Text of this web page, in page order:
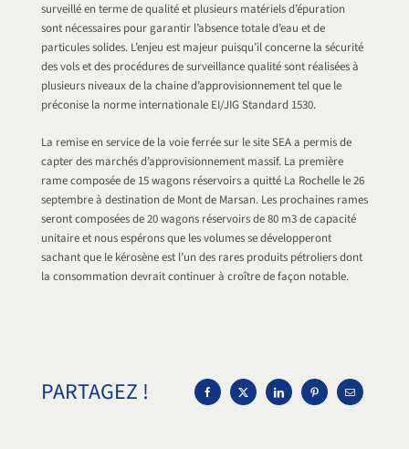
surveillé en terme de qualité et plusieurs matériels d’épuration
sont nécessaires pour garantir l’absence totale d’eau et de
particules solides. L’enjeu est majeur puisqu’il concerne la sécurité
des vols et des procédures de surveillance qualité sont réalisées à
plusieurs niveaux de la chaine d’approvisionnement tel que le
préconise la norme internationale EI/JIG Standard 1530.
La remise en service de la voie ferrée sur le site SEA a permis de
capter des marchés d’approvisionnement massif. La première
rame composée de 15 wagons réservoirs a quitté La Rochelle le 26
septembre à destination de Mont de Marsan. Les prochaines rames
seront composées de 20 wagons réservoirs de 80 m3 de capacité
unitaire et nous espérons que les volumes se développeront
sachant que le kérosène est l’un des rares produits pétroliers dont
la consommation devrait continuer à croître de façon notable.
PARTAGEZ !